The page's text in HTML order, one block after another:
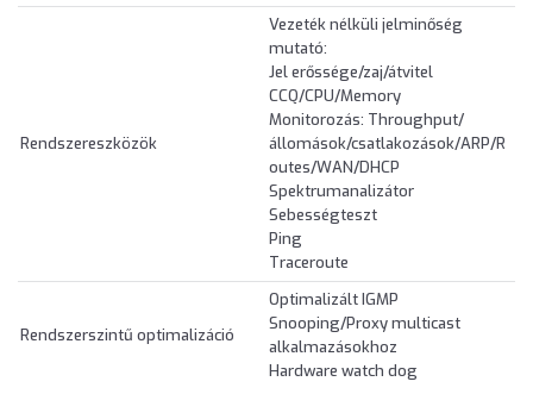
Rendszereszközök
Vezeték nélküli jelminőség
mutató:
Jel erőssége/zaj/átvitel
CCQ/CPU/Memory
Monitorozás: Throughput/
állomások/csatlakozások/ARP/R
outes/WAN/DHCP
Spektrumanalizátor
Sebességteszt
Ping
Traceroute
Rendszerszintű optimalizáció
Optimalizált IGMP
Snooping/Proxy multicast
alkalmazásokhoz
Hardware watch dog